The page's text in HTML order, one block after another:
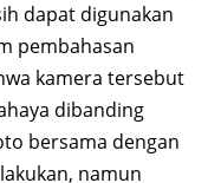
dapat digunakan
pembahasan
kamera tersebut
dibanding
bersama dengan
namun